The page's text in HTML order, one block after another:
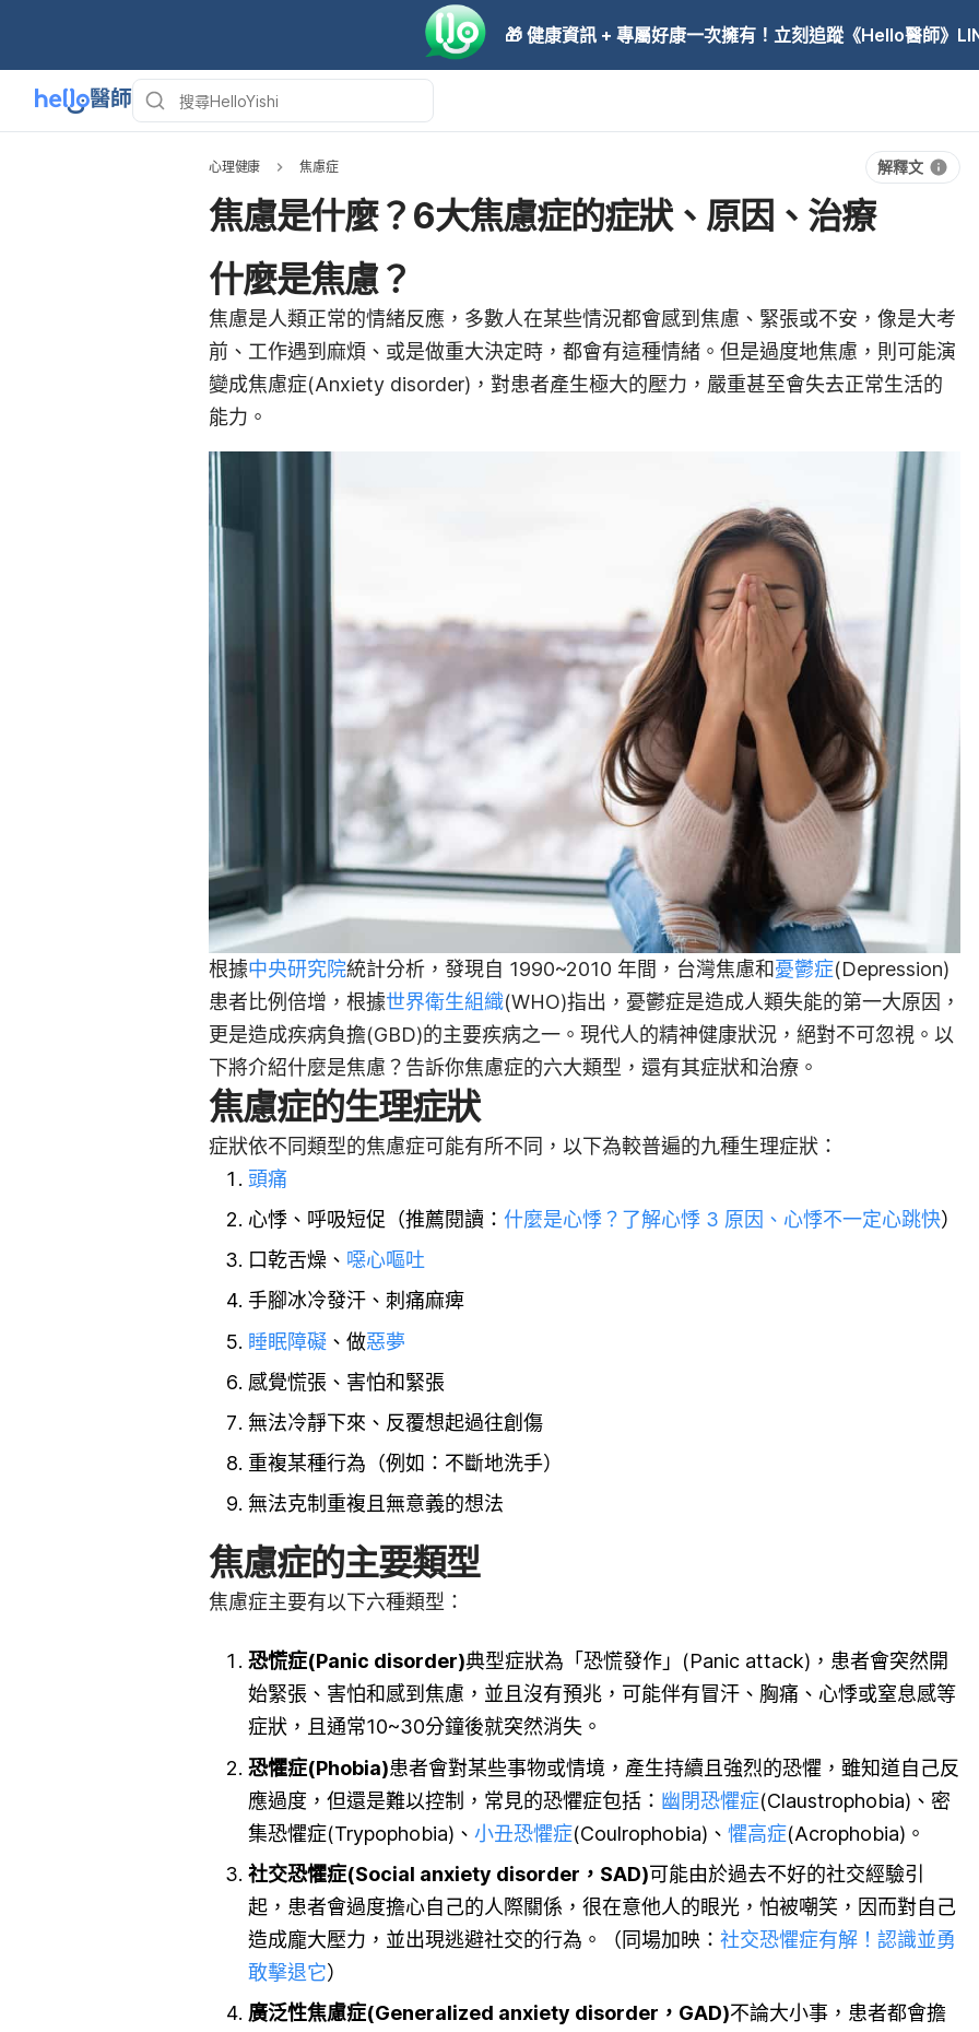
🎁 健康資訊 + 專屬好康一次擁有！立刻追蹤《Hello醫師》
心理健康 焦慮症 解釋文
焦慮是什麼？6大焦慮症的症狀、原因、治療
什麼是焦慮？
焦慮是人類正常的情緒反應，多數人在某些情況都會感到焦慮、緊張或不安，像是大考
前、工作遇到麻煩、或是做重大決定時，都會有這種情緒。但是過度地焦慮，則可能演
變成焦慮症(Anxiety disorder)，對患者產生極大的壓力，嚴重甚至會失去正常生活的
能力。
根據中央研究院統計分析，發現自 1990~2010 年間，台灣焦慮和憂鬱症(Depression)
患者比例倍增，根據世界衛生組織(WHO)指出，憂鬱症是造成人類失能的第一大原因，
更是造成疾病負擔(GBD)的主要疾病之一。現代人的精神健康狀況，絕對不可忽視。以
下將介紹什麼是焦慮？告訴你焦慮症的六大類型，還有其症狀和治療。
焦慮症的生理症狀
症狀依不同類型的焦慮症可能有所不同，以下為較普遍的九種生理症狀：
頭痛
心悸、呼吸短促（推薦閱讀： 什麼是心悸？了解心悸 3 原因、心悸不一定心跳快）
口乾舌燥、 噁心嘔吐
手腳冰冷發汗、刺痛麻痺
睡眠障礙 、做惡夢
感覺慌張、害怕和緊張
無法冷靜下來、反覆想起過往創傷
重複某種行為（例如：不斷地洗手）
無法克制重複且無意義的想法
焦慮症的主要類型
焦慮症主要有以下六種類型：
恐慌症(Panic disorder)典型症狀為「恐慌發作」(Panic attack)，患者會突然開
始緊張、害怕和感到焦慮，並且沒有預兆，可能伴有冒汗、胸痛、心悸或窒息感等
症狀，且通常10~30分鐘後就突然消失。
恐懼症(Phobia)患者會對某些事物或情境，產生持續且強烈的恐懼，雖知道自己反
應過度，但還是難以控制，常見的恐懼症包括： 幽閉恐懼症(Claustrophobia)、密
集恐懼症(Trypophobia)、 小丑恐懼症(Coulrophobia)、 懼高症(Acrophobia)。
社交恐懼症(Social anxiety disorder，SAD)可能由於過去不好的社交經驗引
起，患者會過度擔心自己的人際關係，很在意他人的眼光，怕被嘲笑，因而對自己
造成龐大壓力，並出現逃避社交的行為。（同場加映： 社交恐懼症有解！認識並勇
敢擊退它）
廣泛性焦慮症(Generalized anxiety disorder，GAD)不論大小事，患者都會擔